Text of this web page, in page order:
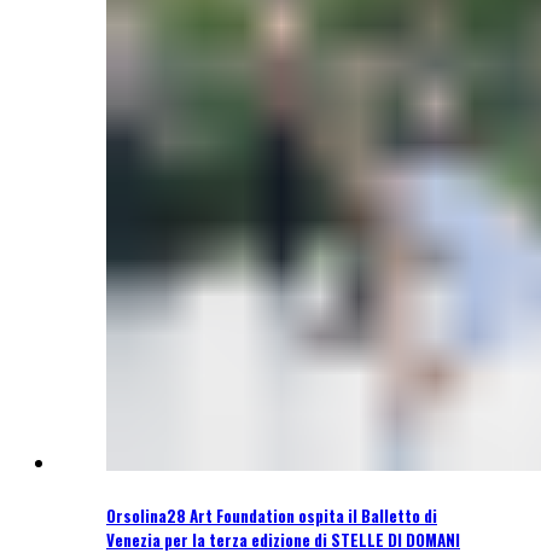
Orsolina28 Art Foundation ospita il Balletto di
Venezia per la terza edizione di STELLE DI DOMANI